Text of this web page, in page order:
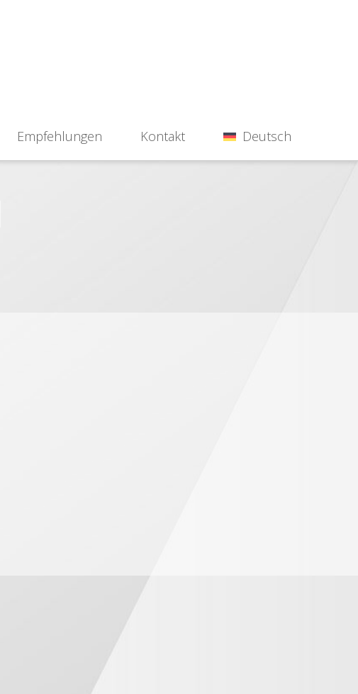
Empfehlungen Kontakt Deutsch